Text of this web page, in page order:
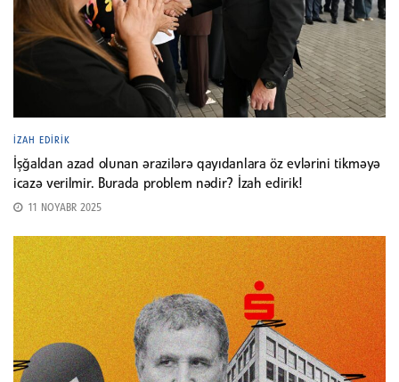
İZAH EDIRIK
İşğaldan azad olunan ərazilərə qayıdanlara öz evlərini tikməyə
icazə verilmir. Burada problem nədir? İzah edirik!
11 NOYABR 2025